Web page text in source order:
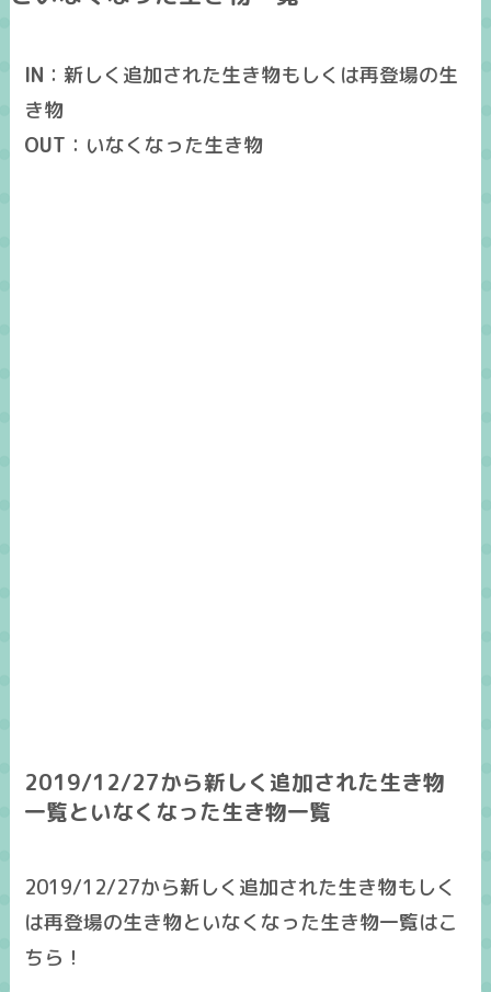
IN ：新しく追加された生き物もしくは再登場の生
き物
OUT ：いなくなった生き物
2019/12/27から新しく追加された生き物
一覧といなくなった生き物一覧
2019/12/27から新しく追加された生き物もしく
は再登場の生き物といなくなった生き物一覧はこ
ちら！